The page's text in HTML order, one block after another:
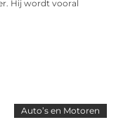
Hij wordt vooral
Auto’s en Motoren